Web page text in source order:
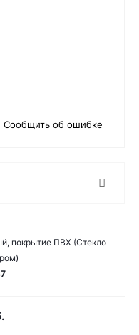
Сообщить об ошибке
покрытие ПВХ (Стекло